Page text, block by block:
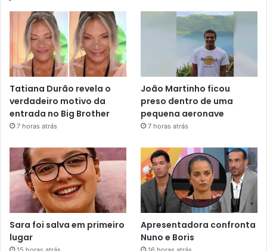
Tatiana Durão revela o
verdadeiro motivo da
entrada no Big Brother
7 horas atrás
João Martinho ficou
preso dentro de uma
pequena aeronave
7 horas atrás
Sara foi salva em primeiro
lugar
Apresentadora confronta
Nuno e Boris